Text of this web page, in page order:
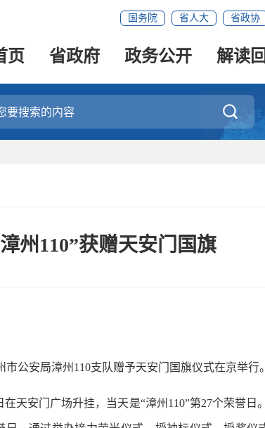
国务院 省人大 省政协
页 省政府 政务公开 解读

州110”获赠天安门国旗
安局漳州110支队赠予天安门国旗仪式在京举行。
天安门广场升挂，当天是“漳州110”第27个荣誉日